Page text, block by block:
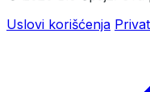
Uslovi korišćenja